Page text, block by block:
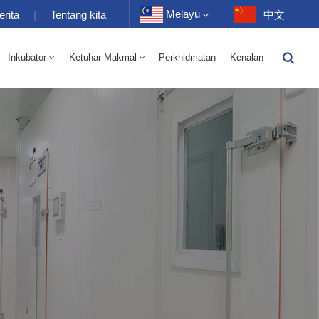
| Tentang kita Melayu
Français
Português
中文
Inkubator Ketuhar Makmal Perkhidmatan Kenalan